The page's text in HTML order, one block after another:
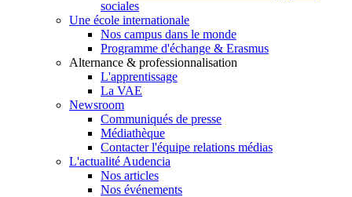
sociales
Une école internationale
Nos campus dans le monde
Programme d'échange & Erasmus
Alternance & professionnalisation
L'apprentissage
La VAE
Newsroom
Communiqués de presse
Médiathèque
Contacter l'équipe relations médias
L'actualité Audencia
Nos articles
Nos événements